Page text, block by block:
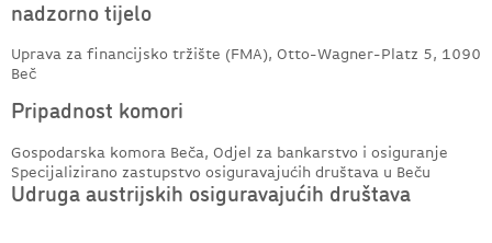
nadzorno tijelo
Uprava za financijsko tržište (FMA), Otto-Wagner-Platz 5, 1090
Beč
Pripadnost komori
Gospodarska komora Beča, Odjel za bankarstvo i osiguranje
Specijalizirano zastupstvo osiguravajućih društava u Beču
Udruga austrijskih osiguravajućih društava